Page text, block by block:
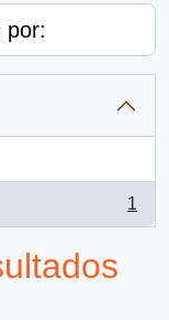
por:
1